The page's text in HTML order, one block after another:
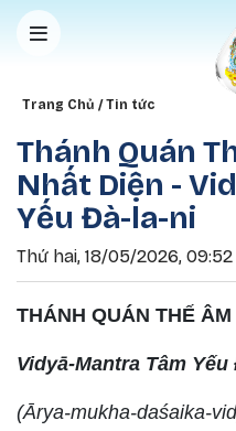
Breadcrumb
Trang Chủ Tin tức
Thánh Quán
Nhất Diện -
Yếu Đà-la-ni
Thứ hai, 18/05/2026, 09:52
THÁNH QUÁN THẾ
Vidyā-Mantra Tâm
(Ārya-mukha-daśaika-